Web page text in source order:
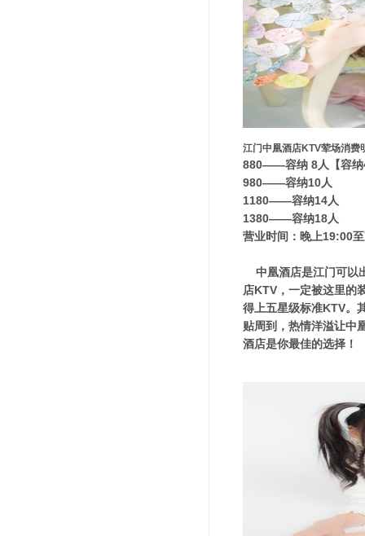
江门中凰酒店KTV荤场消费
880——容纳 8人【容纳
980——容纳10人
1180——容纳14人
1380——容纳18人
营业时间：晚上19:00
中凰酒店是江门可以
店KTV，一定被这里的
得上五星级标准KTV。
贴周到，热情洋溢让中
酒店是你最佳的选择！